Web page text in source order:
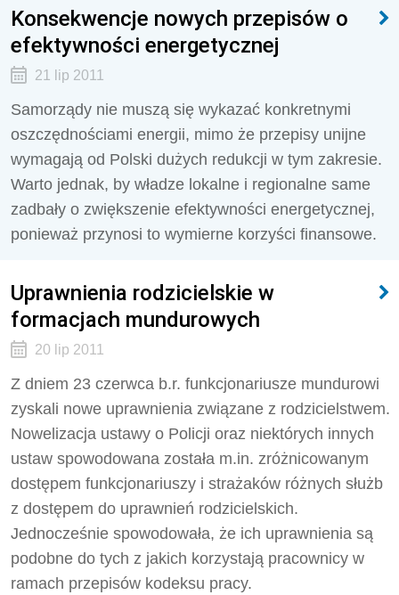
Konsekwencje nowych przepisów o
efektywności energetycznej
21 lip 2011
Samorządy nie muszą się wykazać konkretnymi
oszczędnościami energii, mimo że przepisy unijne
wymagają od Polski dużych redukcji w tym zakresie.
Warto jednak, by władze lokalne i regionalne same
zadbały o zwiększenie efektywności energetycznej,
ponieważ przynosi to wymierne korzyści finansowe.
Uprawnienia rodzicielskie w
formacjach mundurowych
20 lip 2011
Z dniem 23 czerwca b.r. funkcjonariusze mundurowi
zyskali nowe uprawnienia związane z rodzicielstwem.
Nowelizacja ustawy o Policji oraz niektórych innych
ustaw spowodowana została m.in. zróżnicowanym
dostępem funkcjonariuszy i strażaków różnych służb
z dostępem do uprawnień rodzicielskich.
Jednocześnie spowodowała, że ich uprawnienia są
podobne do tych z jakich korzystają pracownicy w
ramach przepisów kodeksu pracy.